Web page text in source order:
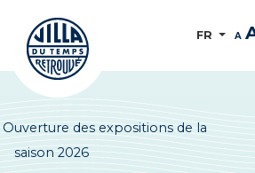
FR A
Ouverture des expositions de la
saison 2026